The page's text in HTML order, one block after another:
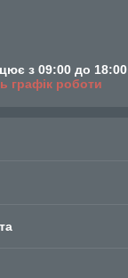
з 09:00 до 18:00
графік роботи